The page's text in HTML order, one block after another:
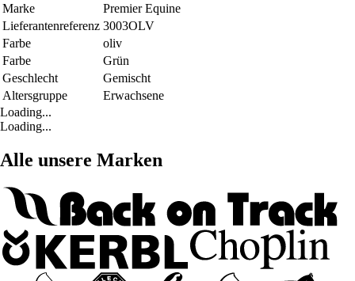
Marke
Premier Equine
Lieferantenreferenz 3003OLV
Farbe
oliv
Farbe
Grün
Geschlecht
Gemischt
Altersgruppe
Erwachsene
Loading...
Loading...
Alle unsere Marken